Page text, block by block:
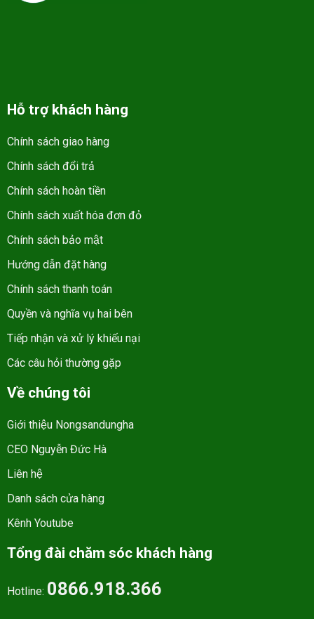
Hỗ trợ khách hàng
Chính sách giao hàng
Chính sách đổi trả
Chính sách hoàn tiền
Chính sách xuất hóa đơn đỏ
Chính sách bảo mật
Hướng dẫn đặt hàng
Chính sách thanh toán
Quyền và nghĩa vụ hai bên
Tiếp nhận và xử lý khiếu nại
Các câu hỏi thường gặp
Về chúng tôi
Giới thiệu Nongsandungha
CEO Nguyễn Đức Hà
Liên hệ
Danh sách cửa hàng
Kênh Youtube
Tổng đài chăm sóc khách hàng
Hotline: 0866.918.366